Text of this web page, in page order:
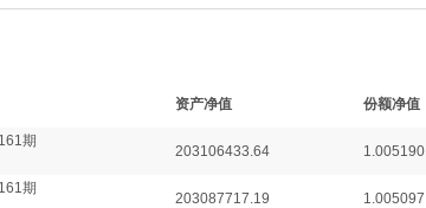
资产净值 份额净值
期
203106433.64 1.005190
期
203087717.19 1.005097